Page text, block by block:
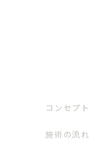
コンセプト
施術の流れ